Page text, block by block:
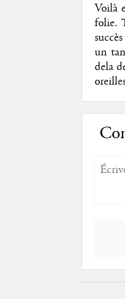
Voilà
folie.
un
dela